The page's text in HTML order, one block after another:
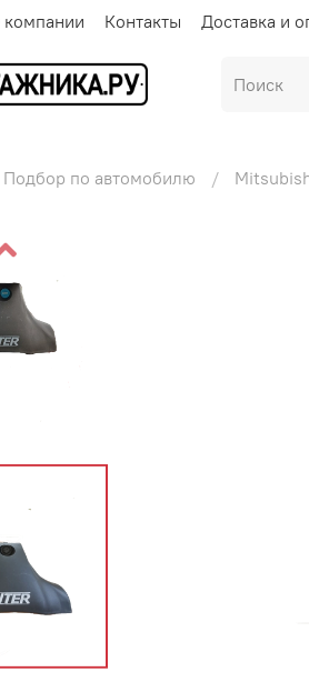
компании Контакты Доставка и
Подбор по автомобилю